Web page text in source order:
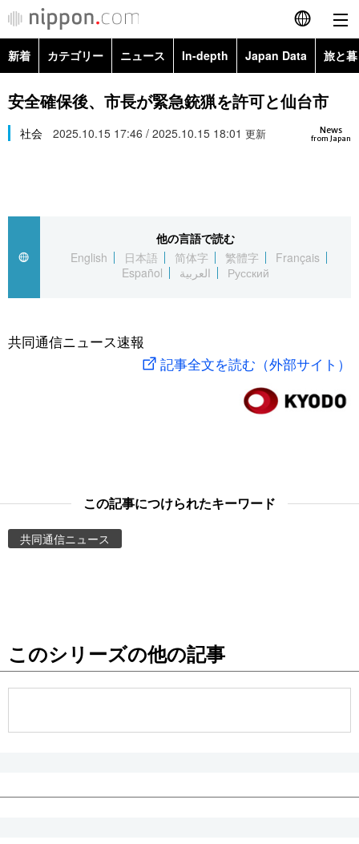
English
简体字
繁體字
العربية
社会
旅と暮らし
東京
新着 カテゴリー ニュース In-depth Japan Data 旅と
政治・外交
経済・ビジネス
社会
文化
科学・技術
暮らし
Topics
Images
お知らせ
安全確保後、市長が緊急銃猟を許可と仙台市
News
from Japan
社会 2025.10.15 17:46 / 2025.10.15 18:01 更新
他の言語で読む
English
日本語 简体字 繁體字
Français
Español
العربية Русский
共同通信ニュース速報
記事全文を読む（外部サイト）
この記事につけられたキーワード
共同通信ニュース
このシリーズの他の記事